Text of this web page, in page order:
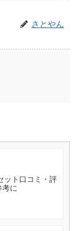
さとやん
ット口コミ・評
に